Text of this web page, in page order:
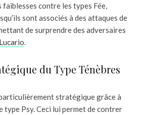
contre les types Fée,
sont associés à des attaques de
de surprendre des adversaires
Lucario.
du Type Ténèbres
stratégique grâce à
type Psy. Ceci lui permet de contrer